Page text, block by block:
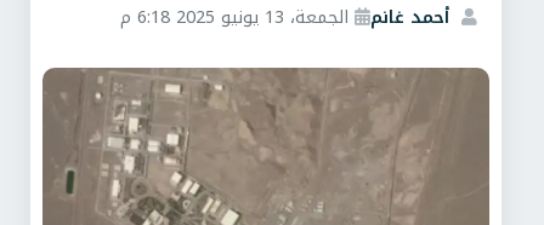
أحمد غانم الجمعة، 13 يونيو 2025 6:18 م